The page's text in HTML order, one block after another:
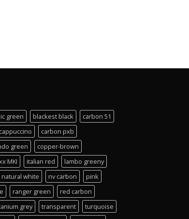
green blackest black
carbon 51
carbon pxb
green
copper-brown
MKI italian red
lambo greeny
natural white nv carbon
pink
ranger green
red carbon
grey transparent
turquoise